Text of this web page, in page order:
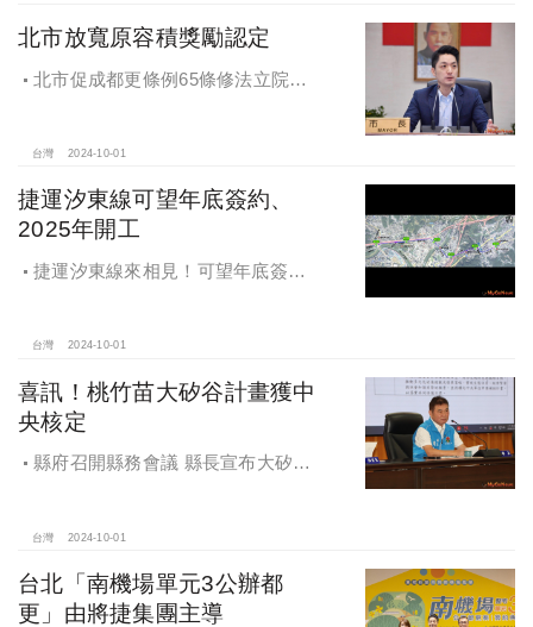
北市放寬原容積獎勵認定
北市促成都更條例65條修法立院初
台灣 2024-10-01
捷運汐東線可望年底簽約、
2025年開工
捷運汐東線來相見！可望年底簽約
台灣 2024-10-01
喜訊！桃竹苗大矽谷計畫獲中
央核定
縣府召開縣務會議 縣長宣布大矽谷
台灣 2024-10-01
台北「南機場單元3公辦都
更」由將捷集團主導